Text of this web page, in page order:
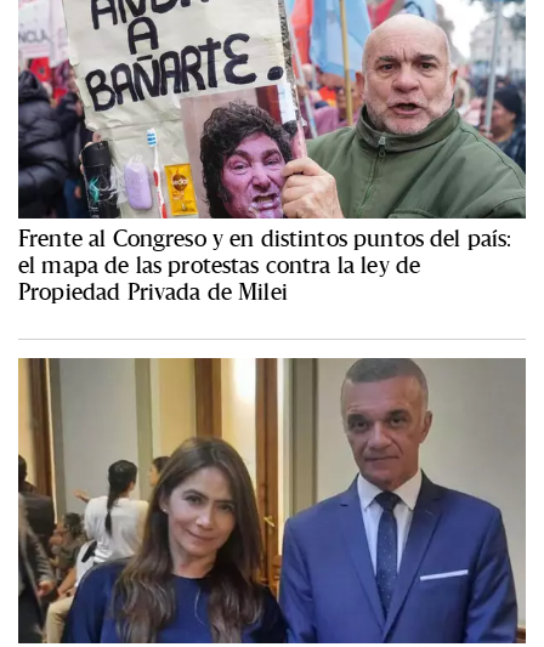
Frente al Congreso y en distintos puntos del país:
el mapa de las protestas contra la ley de
Propiedad Privada de Milei